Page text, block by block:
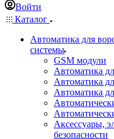
Войти
Каталог
Автоматика для
системы
GSM модули
Автоматика
Автоматика
Автоматика
Аксессуары,
безопасности